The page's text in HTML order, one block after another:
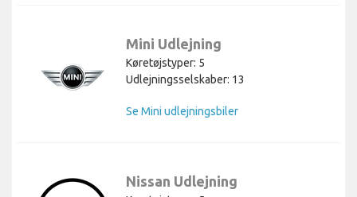
Mini Udlejning
Køretøjstyper: 5
Udlejningsselskaber: 13
Se Mini udlejningsbiler
Nissan Udlejning